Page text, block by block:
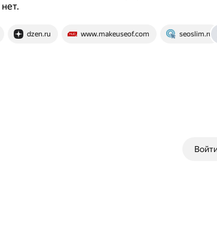
dzen.ru www.makeuseof.com seoslim.ru